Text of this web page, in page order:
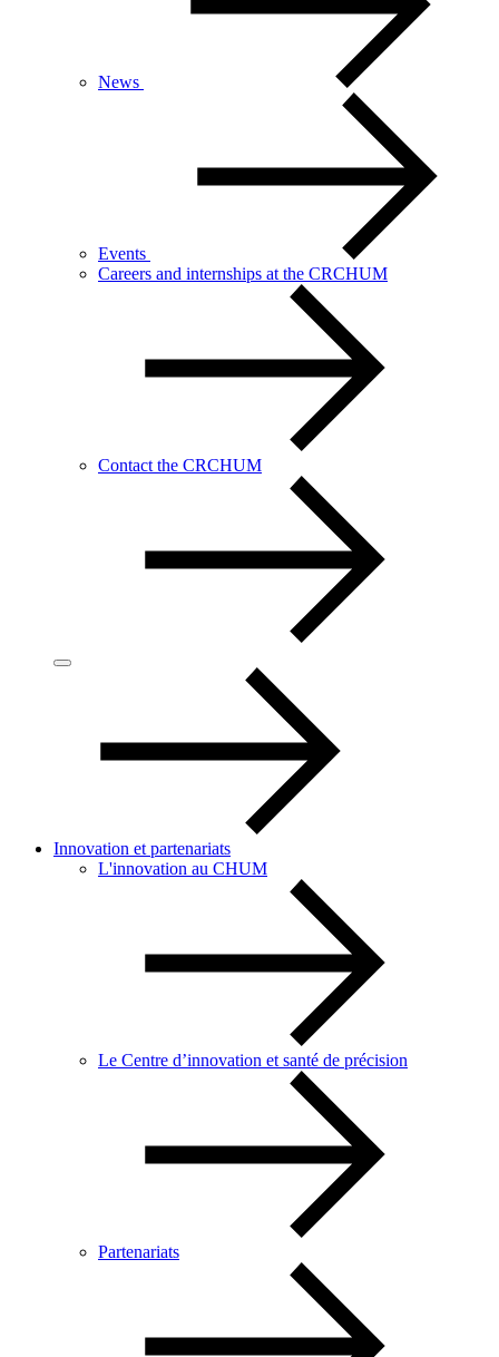
News
Events
Careers and internships at the CRCHUM
Contact the CRCHUM
Innovation et partenariats
L'innovation au CHUM
Le Centre d’innovation et santé de précision
Partenariats